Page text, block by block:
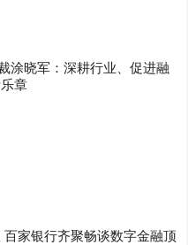
涂晓军：深耕行业、促进融
章
家银行齐聚畅谈数字金融顶